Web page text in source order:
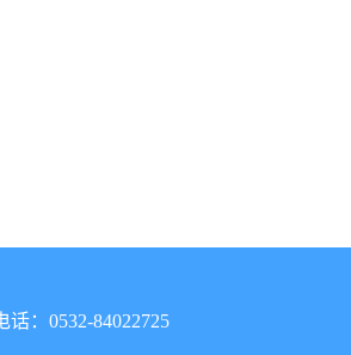
话：0532-84022725